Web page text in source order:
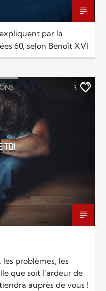
par la
60, selon Benoît XVI
3
TOI
problèmes, les
que soit l’ardeur de
auprès de vous !